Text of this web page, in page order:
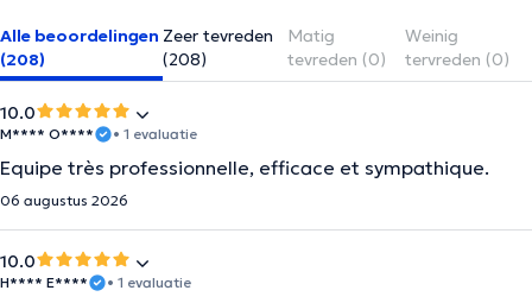
Alle beoordelingen
(208)
Zeer tevreden
(208)
Matig
tevreden (0)
Weinig
tervreden (0)
10.0
M**** O**** • 1 evaluatie
Equipe très professionnelle, efficace et sympathique.
06 augustus 2026
10.0
H**** E**** • 1 evaluatie